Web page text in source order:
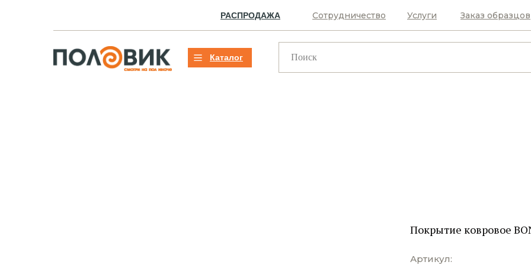
Услуги
Сотрудничество Заказ образцов
РАСПРОДАЖА
Каталог
Покрытие ковровое
Артикул: